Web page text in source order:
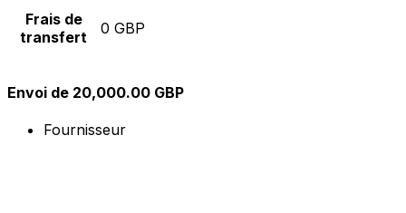
Frais de
transfert
0 GBP
Envoi de 20,000.00 GBP
Fournisseur